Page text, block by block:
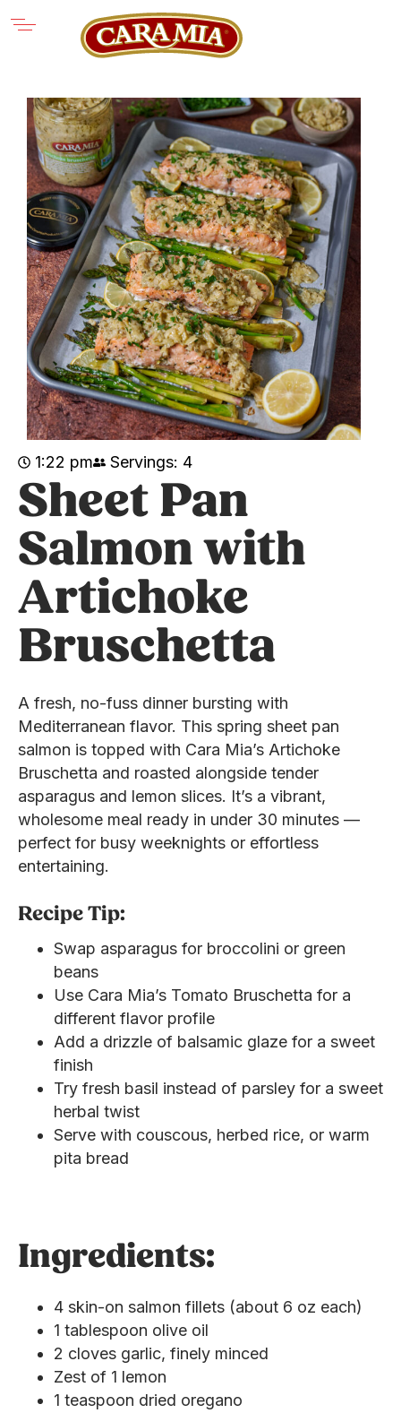
1:22 pm Servings: 4
Sheet Pan
Salmon with
Artichoke
Bruschetta
A fresh, no-fuss dinner bursting with
Mediterranean flavor. This spring sheet pan
salmon is topped with Cara Mia’s Artichoke
Bruschetta and roasted alongside tender
asparagus and lemon slices. It’s a vibrant,
wholesome meal ready in under 30 minutes —
perfect for busy weeknights or effortless
entertaining.
Recipe Tip:
Swap asparagus for broccolini or green
beans
Use Cara Mia’s Tomato Bruschetta for a
different flavor profile
Add a drizzle of balsamic glaze for a sweet
finish
Try fresh basil instead of parsley for a sweet
herbal twist
Serve with couscous, herbed rice, or warm
pita bread
Ingredients:
4 skin-on salmon fillets (about 6 oz each)
1 tablespoon olive oil
2 cloves garlic, finely minced
Zest of 1 lemon
1 teaspoon dried oregano